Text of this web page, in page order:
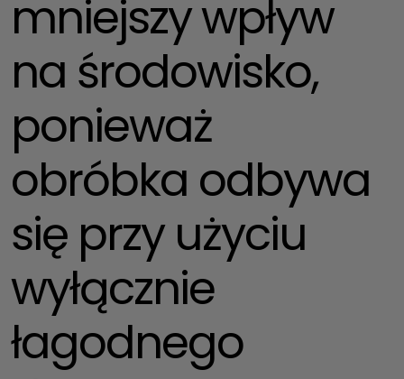
mniejszy wpływ
na środowisko,
ponieważ
obróbka odbywa
się przy użyciu
wyłącznie
łagodnego